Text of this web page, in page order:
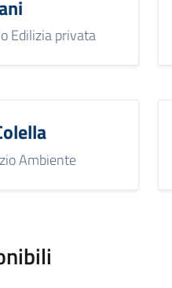
Edilizia privata
Ambiente